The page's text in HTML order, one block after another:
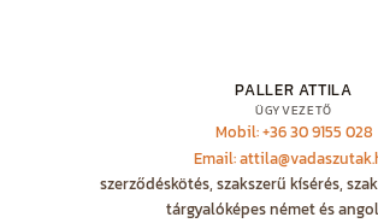
PALLER ATTILA
ÜGYVEZETŐ
Mobil: +36 30 9155 028
Email:
szerződéskötés, szakszerű kísérés,
tárgyalóképes német és